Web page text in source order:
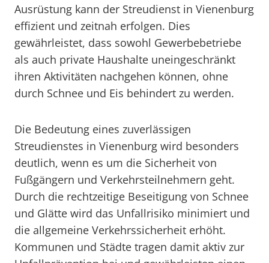
Ausrüstung kann der Streudienst in Vienenburg
effizient und zeitnah erfolgen. Dies
gewährleistet, dass sowohl Gewerbebetriebe
als auch private Haushalte uneingeschränkt
ihren Aktivitäten nachgehen können, ohne
durch Schnee und Eis behindert zu werden.
Die Bedeutung eines zuverlässigen
Streudienstes in Vienenburg wird besonders
deutlich, wenn es um die Sicherheit von
Fußgängern und Verkehrsteilnehmern geht.
Durch die rechtzeitige Beseitigung von Schnee
und Glätte wird das Unfallrisiko minimiert und
die allgemeine Verkehrssicherheit erhöht.
Kommunen und Städte tragen damit aktiv zur